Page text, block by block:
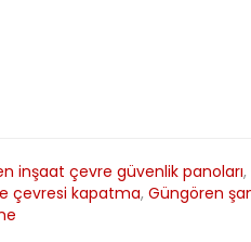
inşaat çevre güvenlik panoları,
çevresi kapatma, Güngören